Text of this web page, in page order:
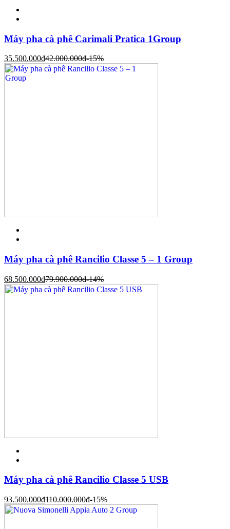
Máy pha cà phê Carimali Pratica 1Group
35.500.000đ42.000.000đ-15%
Máy pha cà phê Rancilio Classe 5 – 1 Group
68.500.000đ79.900.000đ-14%
Máy pha cà phê Rancilio Classe 5 USB
93.500.000đ110.000.000đ-15%